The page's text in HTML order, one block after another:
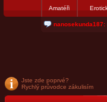
Amatéři
jjoseff: Najde se
Jste zde poprvé?
Rychlý průvodce zákulisím